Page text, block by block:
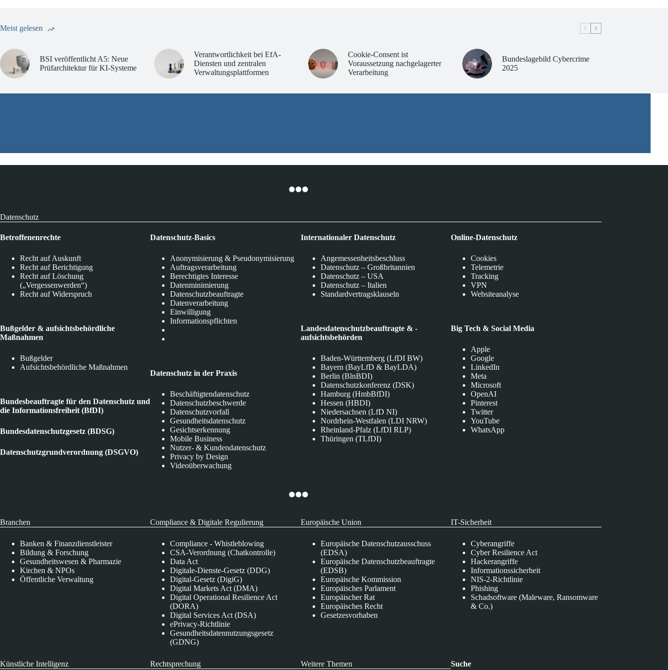
Meist gelesen
BSI veröffentlicht A5: Neue
Prüfarchitektur für KI-Systeme
Verantwortlichkeit bei EfA-
Diensten und zentralen
Verwaltungsplattformen
Cookie-Consent ist
Voraussetzung nachgelagerter
Verarbeitung
Bundeslagebild Cybercrime
2025
Datenschutz
Betroffenenrechte
Recht auf Auskunft
Recht auf Berichtigung
Recht auf Löschung
(„Vergessenwerden“)
Recht auf Widerspruch
Bußgelder & aufsichtsbehördliche
Maßnahmen
Bußgelder
Aufsichtsbehördliche Maßnahmen
Bundesbeauftragte für den Datenschutz und
die Informationsfreiheit (BfDI)
Bundesdatenschutzgesetz (BDSG)
Datenschutzgrundverordnung (DSGVO)
Datenschutz-Basics
Anonymisierung & Pseudonymisierung
Auftragsverarbeitung
Berechtigtes Interesse
Datenminimierung
Datenschutzbeauftragte
Datenverarbeitung
Einwilligung
Informationspflichten
Datenschutz in der Praxis
Beschäftigtendatenschutz
Datenschutzbeschwerde
Datenschutzvorfall
Gesundheitsdatenschutz
Gesichtserkennung
Mobile Business
Nutzer- & Kundendatenschutz
Privacy by Design
Videoüberwachung
Internationaler Datenschutz
Angemessenheitsbeschluss
Datenschutz – Großbritannien
Datenschutz – USA
Datenschutz – Italien
Standardvertragsklauseln
Landesdatenschutzbeauftragte & -
aufsichtsbehörden
Baden-Württemberg (LfDI BW)
Bayern (BayLfD & BayLDA)
Berlin (BlnBDI)
Datenschutzkonferenz (DSK)
Hamburg (HmbBfDI)
Hessen (HBDI)
Niedersachsen (LfD NI)
Nordrhein-Westfalen (LDI NRW)
Rheinland-Pfalz (LfDI RLP)
Thüringen (TLfDI)
Online-Datenschutz
Cookies
Telemetrie
Tracking
VPN
Websiteanalyse
Big Tech & Social Media
Apple
Google
LinkedIn
Meta
Microsoft
OpenAI
Pinterest
Twitter
YouTube
WhatsApp
Branchen
Banken & Finanzdienstleister
Bildung & Forschung
Gesundheitswesen & Pharmazie
Kirchen & NPOs
Öffentliche Verwaltung
Compliance & Digitale Regulierung
Compliance - Whistleblowing
CSA-Verordnung (Chatkontrolle)
Data Act
Digitale-Dienste-Gesetz (DDG)
Digital-Gesetz (DigiG)
Digital Markets Act (DMA)
Digital Operational Resilience Act
(DORA)
Digital Services Act (DSA)
ePrivacy-Richtlinie
Gesundheitsdatennutzungsgesetz
(GDNG)
Europäische Union
Europäische Datenschutzausschuss
(EDSA)
Europäische Datenschutzbeauftragte
(EDSB)
Europäische Kommission
Europäisches Parlament
Europäischer Rat
Europäisches Recht
Gesetzesvorhaben
IT-Sicherheit
Cyberangriffe
Cyber Resilience Act
Hackerangriffe
Informationssicherheit
NIS-2-Richtlinie
Phishing
Schadsoftware (Maleware, Ransomware
& Co.)
Künstliche Intelligenz Rechtsprechung Weitere Themen Suche